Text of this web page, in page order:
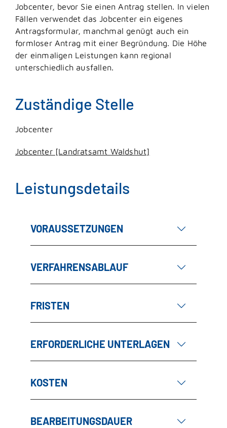
Jobcenter, bevor Sie einen Antrag stellen. In vielen
Fällen verwendet das Jobcenter ein eigenes
Antragsformular, manchmal genügt auch ein
formloser Antrag mit einer Begründung. Die Höhe
der einmaligen Leistungen kann regional
unterschiedlich ausfallen.
Zuständige Stelle
Jobcenter
Jobcenter [Landratsamt Waldshut]
Leistungsdetails
VORAUSSETZUNGEN
VERFAHRENSABLAUF
FRISTEN
ERFORDERLICHE UNTERLAGEN
KOSTEN
BEARBEITUNGSDAUER